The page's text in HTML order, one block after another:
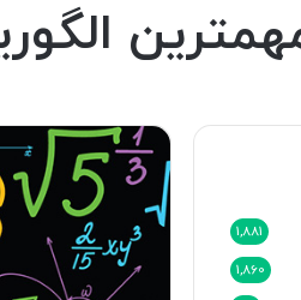
1,881
1,860